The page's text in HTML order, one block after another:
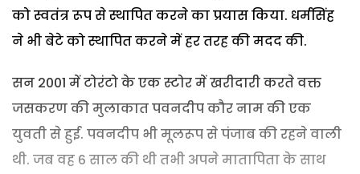
को स्वतंत्र रूप से स्थापित करने का प्रयास किया. धर्मसिंह
ने भी बेटे को स्थापित करने में हर तरह की मदद की.
सन 2001 में टोरंटो के एक स्टोर में खरीदारी करते वक्त
जसकरण की मुलाकात पवनदीप कौर नाम की एक
युवती से हुई. पवनदीप भी मूलरूप से पंजाब की रहने वाली
थी. जब वह 6 साल की थी तभी अपने मातापिता के साथ